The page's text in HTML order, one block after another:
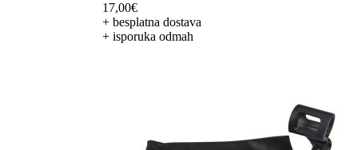
17,00€
+ besplatna dostava
+ isporuka odmah